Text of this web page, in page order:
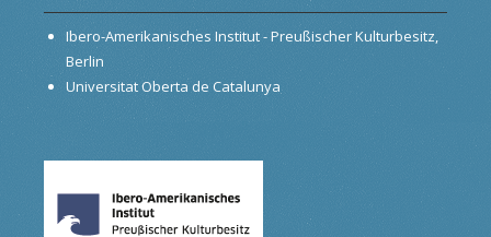
Ibero-Amerikanisches Institut - Preußischer Kulturbesitz,
Berlin
Universitat Oberta de Catalunya